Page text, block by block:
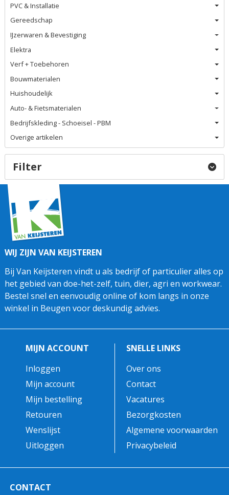
PVC & Installatie
Gereedschap
IJzerwaren & Bevestiging
Elektra
Verf + Toebehoren
Bouwmaterialen
Huishoudelijk
Auto- & Fietsmaterialen
Bedrijfskleding - Schoeisel - PBM
Overige artikelen
Filter
WIJ ZIJN VAN KEIJSTEREN
Bij Van Keijsteren vindt u als bedrijf of particulier alles op
het gebied van doe-het-zelf, tuin, dier, agri en workwear.
Bestel snel en eenvoudig online of kom langs in onze
winkel in Beugen voor deskundig advies.
MIJN ACCOUNT
Inloggen
Mijn account
Mijn bestelling
Retouren
Wenslijst
Uitloggen
SNELLE LINKS
Over ons
Contact
Vacatures
Bezorgkosten
Algemene voorwaarden
Privacybeleid
CONTACT